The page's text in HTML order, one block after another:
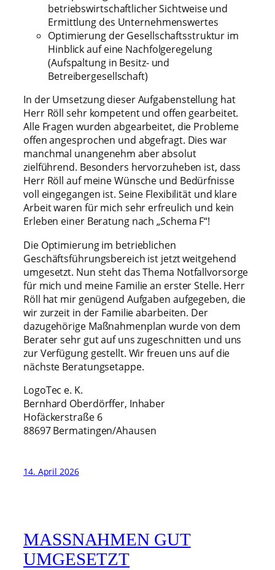
betriebswirtschaftlicher Sichtweise und
Ermittlung des Unternehmenswertes
Optimierung der Gesellschaftsstruktur im
Hinblick auf eine Nachfolgeregelung
(Aufspaltung in Besitz- und
Betreibergesellschaft)
In der Umsetzung dieser Aufgabenstellung hat
Herr Röll sehr kompetent und offen gearbeitet.
Alle Fragen wurden abgearbeitet, die Probleme
offen angesprochen und abgefragt. Dies war
manchmal unangenehm aber absolut
zielführend. Besonders hervorzuheben ist, dass
Herr Röll auf meine Wünsche und Bedürfnisse
voll eingegangen ist. Seine Flexibilität und klare
Arbeit waren für mich sehr erfreulich und kein
Erleben einer Beratung nach „Schema F“!
Die Optimierung im betrieblichen
Geschäftsführungsbereich ist jetzt weitgehend
umgesetzt. Nun steht das Thema Notfallvorsorge
für mich und meine Familie an erster Stelle. Herr
Röll hat mir genügend Aufgaben aufgegeben, die
wir zurzeit in der Familie abarbeiten. Der
dazugehörige Maßnahmenplan wurde von dem
Berater sehr gut auf uns zugeschnitten und uns
zur Verfügung gestellt. Wir freuen uns auf die
nächste Beratungsetappe.
LogoTec e. K.
Bernhard Oberdörffer, Inhaber
Hofäckerstraße 6
88697 Bermatingen/Ahausen
14. April 2026
MASSNAHMEN GUT U
MGESETZT